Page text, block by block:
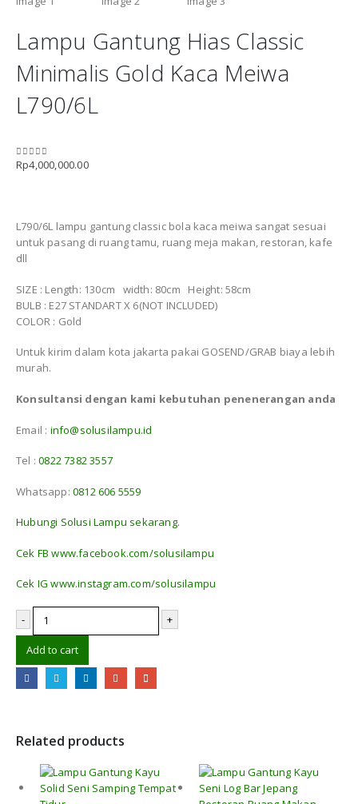
Lampu Gantung Hias Classic
Minimalis Gold Kaca Meiwa
L790/6L
0out of 5
Rp4,000,000.00
L790/6L lampu gantung classic bola kaca meiwa sangat sesuai
untuk pasang di ruang tamu, ruang meja makan, restoran, kafe
dll
SIZE : Length: 130cm width: 80cm Height: 58cm
BULB : E27 STANDART X 6(NOT INCLUDED)
COLOR : Gold
Untuk kirim dalam kota jakarta pakai GOSEND/GRAB biaya lebih
murah.
Konsultansi dengan kami kebutuhan penenerangan anda
Email : info@solusilampu.id
Tel :0822 7382 3557
Whatsapp: 0812 606 5559
Hubungi Solusi Lampu sekarang.
Cek FB www.facebook.com/solusilampu
Cek IG www.instagram.com/solusilampu
- +
Add to cart
Related products